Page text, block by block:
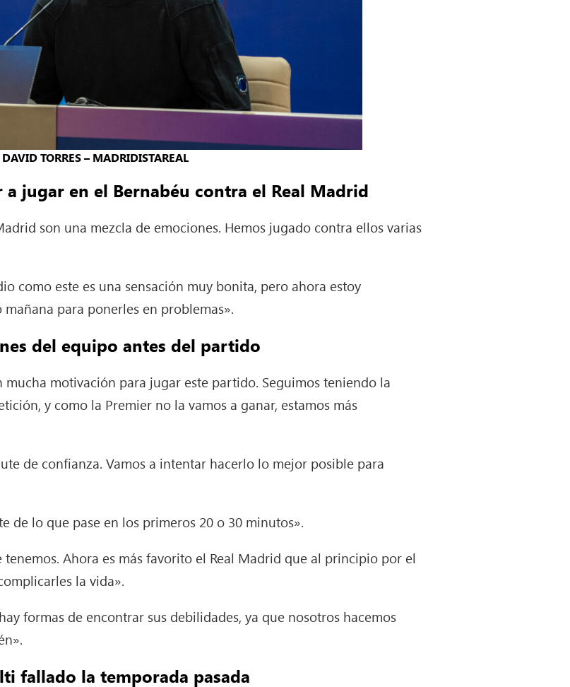
DAVID TORRES – MADRIDISTAREAL
a jugar en el Bernabéu contra el Real Madrid
son una mezcla de emociones. Hemos jugado contra ellos varias
como este es una sensación muy bonita, pero ahora estoy
para ponerles en problemas».
del equipo antes del partido
motivación para jugar este partido. Seguimos teniendo la
y como la Premier no la vamos a ganar, estamos más
de confianza. Vamos a intentar hacerlo lo mejor posible para
de lo que pase en los primeros 20 o 30 minutos».
Ahora es más favorito el Real Madrid que al principio por el
la vida».
formas de encontrar sus debilidades, ya que nosotros hacemos
fallado la temporada pasada